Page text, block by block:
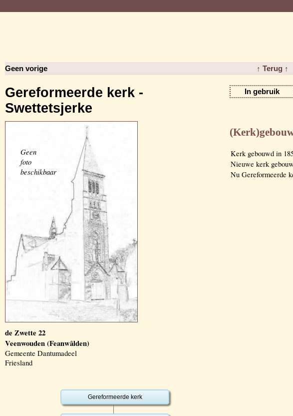
Geen vorige ↑ Terug ↑
Gereformeerde kerk -
Swettetsjerke
In gebruik
Geen
foto
beschikbaar
de Zwette 22
Veenwouden (Feanwâlden)
Gemeente Dantumadeel
Friesland
Gereformeerde kerk
Kerk gebouwd in
Nieuwe kerk
Nu Gereformeerde